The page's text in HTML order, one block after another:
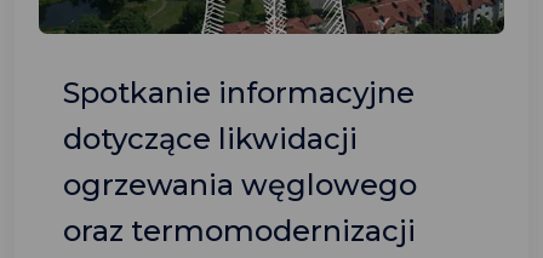
Spotkanie informacyjne
dotyczące likwidacji
ogrzewania węglowego
oraz termomodernizacji